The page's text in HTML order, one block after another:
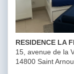
RESIDENCE
15, avenue de la
14800 Saint